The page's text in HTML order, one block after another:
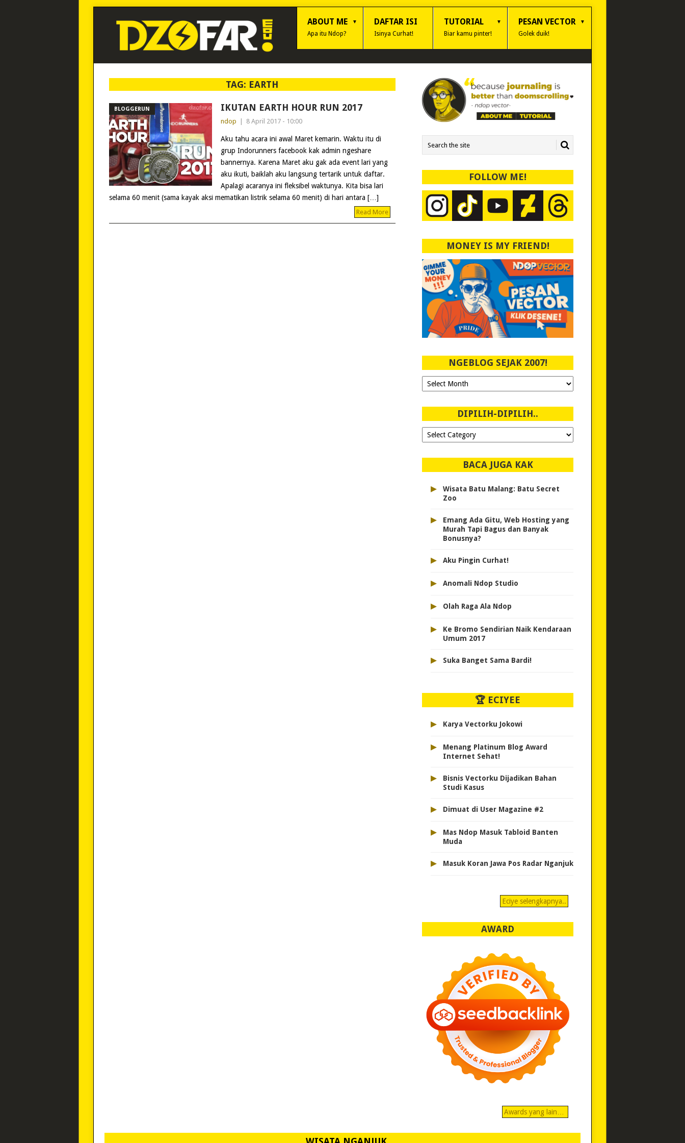
ABOUT ME
Apa itu Ndop?
DAFTAR ISI
Isinya Curhat!
TUTORIAL
Biar kamu pinter!
PESAN VECTOR
Golek duik!
TAG: EARTH
BLOGGERUN IKUTAN EARTH HOUR RUN 2017
ndop 8 April 2017 - 10:00
Aku tahu acara ini awal Maret kemarin. Waktu itu di
grup Indorunners facebook kak admin ngeshare
bannernya. Karena Maret aku gak ada event lari yang
aku ikuti, baiklah aku langsung tertarik untuk daftar.
Apalagi acaranya ini fleksibel waktunya. Kita bisa lari
selama 60 menit (sama kayak aksi mematikan listrik selama 60 menit) di hari antara […]
Read More
FOLLOW ME!
MONEY IS MY FRIEND!
NGEBLOG SEJAK 2007!
Ngeblog
Sejak
DIPILIH-DIPILIH..
Dipilih-
dipilih..
BACA JUGA KAK
▸
Wisata Batu Malang: Batu Secret
Zoo
▸
Emang Ada Gitu, Web Hosting yang
Murah Tapi Bagus dan Banyak
Bonusnya?
▸ Aku Pingin Curhat!
▸ Anomali Ndop Studio
▸ Olah Raga Ala Ndop
▸
Ke Bromo Sendirian Naik Kendaraan
Umum 2017
▸ Suka Banget Sama Bardi!
🏆 ECIYEE
▸ Karya Vectorku Jokowi
▸
Menang Platinum Blog Award
Internet Sehat!
▸
Bisnis Vectorku Dijadikan Bahan
Studi Kasus
▸ Dimuat di User Magazine #2
▸
Mas Ndop Masuk Tabloid Banten
Muda
▸ Masuk Koran Jawa Pos Radar Nganjuk
Eciye selengkapnya..
AWARD
Awards yang lain…